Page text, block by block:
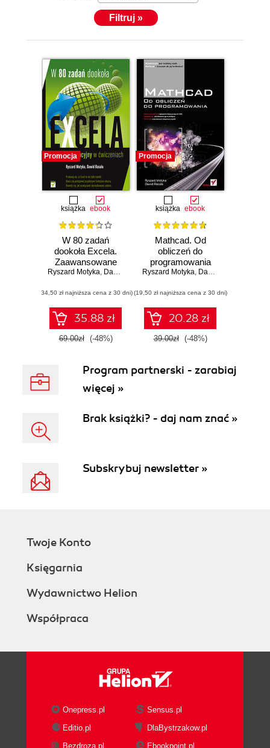
Filtruj »
Promocja
książka ebook
W 80 zadań
dookoła Excela.
Zaawansowane
funkcje arkusza
ćwiczeniach
Ryszard Motyka, Dawid Rasała
(34,50 zł najniższa cena z 30 dni)
35.88 zł
69.00zł (-48%)
Promocja
książka ebook
Mathcad. Od
obliczeń do
programowania
Ryszard Motyka, Dawid Rasała
(19,50 zł najniższa cena z 30 dni)
20.28 zł
39.00zł (-48%)
Program partnerski - zarabiaj
więcej »
Brak książki? - daj nam znać »
Subskrybuj newsletter »
Twoje Konto
Księgarnia
Wydawnictwo Helion
Współpraca
Onepress.pl
Sensus.pl
Editio.pl
DlaBystrzakow.pl
Bezdroza.pl
Ebookpoint.pl